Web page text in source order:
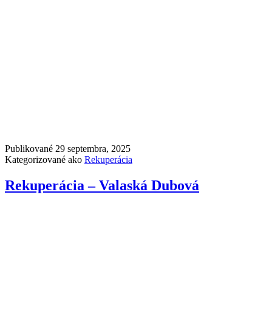
Publikované 29 septembra, 2025
Kategorizované ako Rekuperácia
Rekuperácia – Valaská Dubová